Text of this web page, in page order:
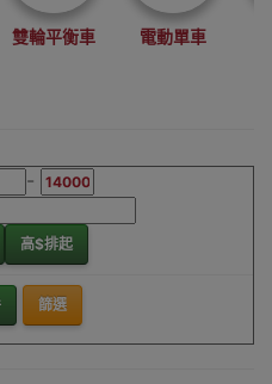
雙輪平衡車 電動單車
-
高$排起
篩選